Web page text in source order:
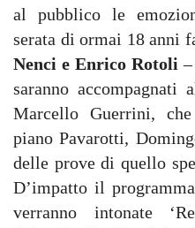
al pubblico le
serata di ormai 18 anni
Nenci e Enrico Rotoli
saranno accompagnati
Marcello Guerrini,
piano Pavarotti,
delle prove di quello
D’impatto il
verranno intonate